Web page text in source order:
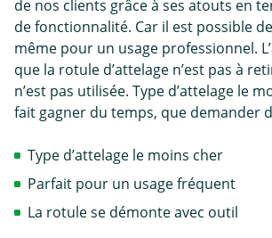
de nos clients grâce à ses atouts en
de fonctionnalité. Car il est possible
même pour un usage professionnel.
que la rotule d’attelage n’est pas à
n’est pas utilisée. Type d’attelage le
fait gagner du temps, que demander
Type d’attelage le moins cher
Parfait pour un usage fréquent
La rotule se démonte avec outil